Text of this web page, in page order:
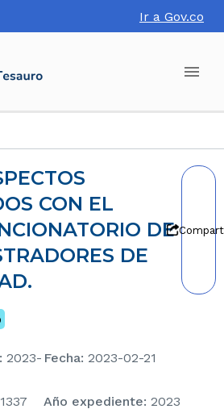
Ir a Gov.co
CON EL
DE
DE
: 2023-
Fecha: 2023-02-21
Año expediente: 2023